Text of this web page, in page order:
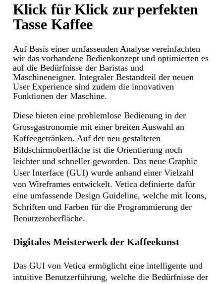
Klick für Klick zur perfekten
Tasse Kaffee
Auf Basis einer umfassenden Analyse vereinfachten
wir das vorhandene Bedienkonzept und optimierten es
auf die Bedürfnisse der Baristas und
Maschineneigner. Integraler Bestandteil der neuen
User Experience sind zudem die innovativen
Funktionen der Maschine.
Diese bieten eine problemlose Bedienung in der
Grossgastronomie mit einer breiten Auswahl an
Kaffeegetränken. Auf der neu gestalteten
Bildschirmoberfläche ist die Orientierung noch
leichter und schneller geworden. Das neue Graphic
User Interface (GUI) wurde anhand einer Vielzahl
von Wireframes entwickelt. Vetica definierte dafür
eine umfassende Design Guideline, welche mit Icons,
Schriften und Farben für die Programmierung der
Benutzeroberfläche.
Digitales Meisterwerk der Kaffeekunst
Das GUI von Vetica ermöglicht eine intelligente und
intuitive Benutzerführung, welche die Bedürfnisse der